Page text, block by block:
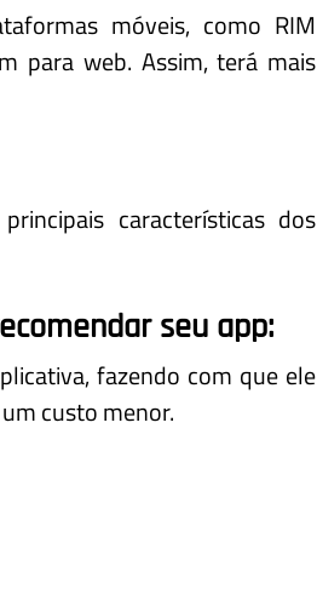
móveis, como RIM
para web. Assim, terá mais
características dos
seu app:
fazendo com que ele
custo menor.